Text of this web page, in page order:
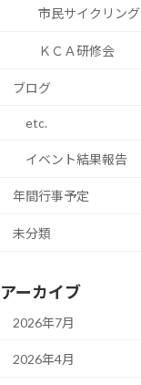
市民サイクリング
ＫＣＡ研修会
ブログ
etc.
イベント結果報告
年間行事予定
未分類
アーカイブ
2026年7月
2026年4月